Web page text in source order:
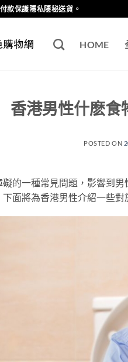
款保護隱私隱秘送貨。
HOME
香港男性什麽食
POSTED ON
礙的一種常見問題，影響到
面將為香港男性介紹一些對